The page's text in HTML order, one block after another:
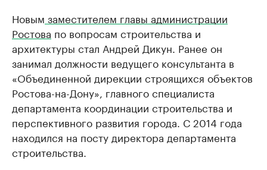
Новым заместителем главы администрации
Ростова по вопросам строительства и
архитектуры стал Андрей Дикун. Ранее он
занимал должности ведущего консультанта в
«Объединенной дирекции строящихся объектов
Ростова-на-Дону», главного специалиста
департамента координации строительства и
перспективного развития города. С 2014 года
находился на посту директора департамента
строительства.